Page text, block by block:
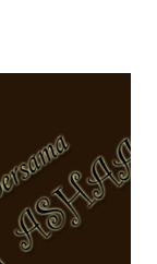
balik terasa
dan kami
masuk 2 tahun
kenal huruf
mula fikir
ada